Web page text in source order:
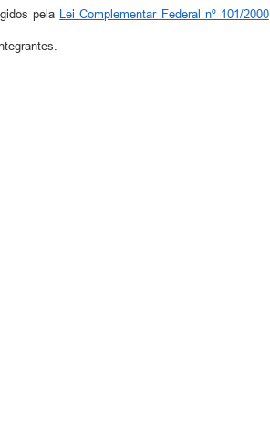
pela Lei Complementar Federal nº 101/2000